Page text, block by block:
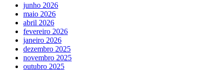
junho 2026
maio 2026
abril 2026
fevereiro 2026
janeiro 2026
dezembro 2025
novembro 2025
outubro 2025